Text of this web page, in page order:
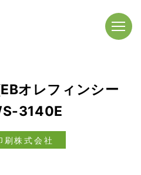
オレフィンシー
3140E
刷株式会社